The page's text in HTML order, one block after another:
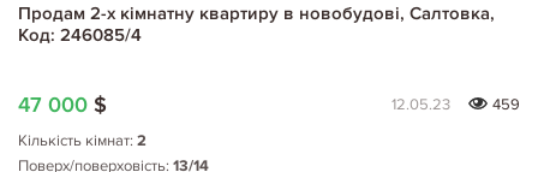
Продам 2-х кімнатну квартиру в новобудові, Салтовка,
Код: 246085/4
47 000 $ 12.05.23
459
Кількість кімнат: 2
Поверх/поверховість: 13/14